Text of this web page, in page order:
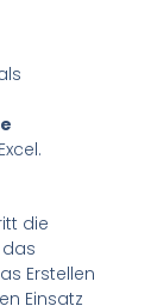
die
Erstellen
Einsatz